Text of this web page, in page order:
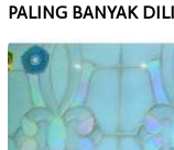
PALING BANYAK